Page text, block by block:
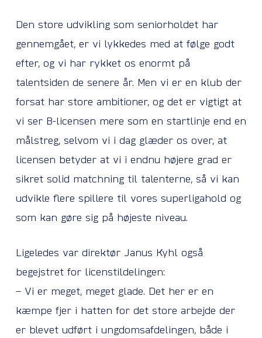
Den store udvikling som seniorholdet har
gennemgået, er vi lykkedes med at følge godt
efter, og vi har rykket os enormt på
talentsiden de senere år. Men vi er en klub der
forsat har store ambitioner, og det er vigtigt at
vi ser B-licensen mere som en startlinje end en
målstreg, selvom vi i dag glæder os over, at
licensen betyder at vi i endnu højere grad er
sikret solid matchning til talenterne, så vi kan
udvikle flere spillere til vores superligahold og
som kan gøre sig på højeste niveau.
Ligeledes var direktør Janus Kyhl også
begejstret for licenstildelingen:
– Vi er meget, meget glade. Det her er en
kæmpe fjer i hatten for det store arbejde der
er blevet udført i ungdomsafdelingen, både i